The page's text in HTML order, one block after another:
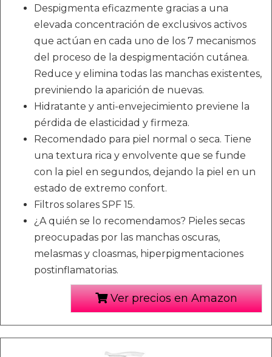
Despigmenta eficazmente gracias a una
elevada concentración de exclusivos activos
que actúan en cada uno de los 7 mecanismos
del proceso de la despigmentación cutánea.
Reduce y elimina todas las manchas existentes,
previniendo la aparición de nuevas.
Hidratante y anti-envejecimiento previene la
pérdida de elasticidad y firmeza.
Recomendado para piel normal o seca. Tiene
una textura rica y envolvente que se funde
con la piel en segundos, dejando la piel en un
estado de extremo confort.
Filtros solares SPF 15.
¿A quién se lo recomendamos? Pieles secas
preocupadas por las manchas oscuras,
melasmas y cloasmas, hiperpigmentaciones
postinflamatorias.
Ver precios en Amazon